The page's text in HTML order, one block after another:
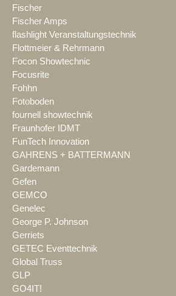
Fischer
Fischer Amps
flashlight Veranstaltungstechnik
Flottmeier & Rehrmann
Focon Showtechnic
Focusrite
Fohhn
Fotoboden
fournell showtechnik
Fraunhofer IDMT
FunTech Innovation
GAHRENS + BATTERMANN
Gardemann
Gefen
GEMCO
Genelec
George P. Johnson
Gerriets
GETEC Eventtechnik
Global Truss
GLP
GO4IT!